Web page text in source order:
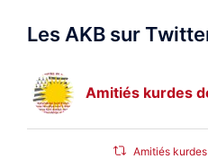
Les AKB sur
Amitiés kurdes
Amitiés